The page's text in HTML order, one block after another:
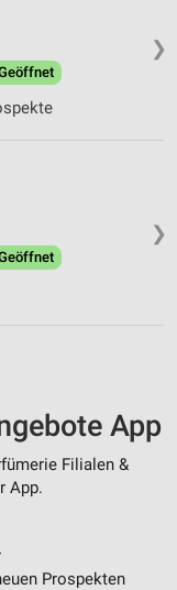
❯
❯
App
Filialen &
App.
Prospekten